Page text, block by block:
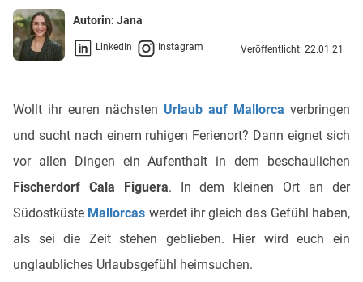
Autorin: Jana
LinkedIn Instagram Veröffentlicht: 22.01.21
Wollt ihr euren nächsten Urlaub auf Mallorca verbringen
und sucht nach einem ruhigen Ferienort? Dann eignet sich
vor allen Dingen ein Aufenthalt in dem beschaulichen
Fischerdorf Cala Figuera. In dem kleinen Ort an der
Südostküste Mallorcas werdet ihr gleich das Gefühl haben,
als sei die Zeit stehen geblieben. Hier wird euch ein
unglaubliches Urlaubsgefühl heimsuchen.